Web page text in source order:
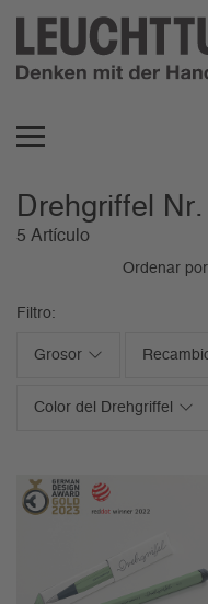
Drehgriffel
5 Artículo
Ordenar
Filtro:
Grosor
Color del Drehgriffel